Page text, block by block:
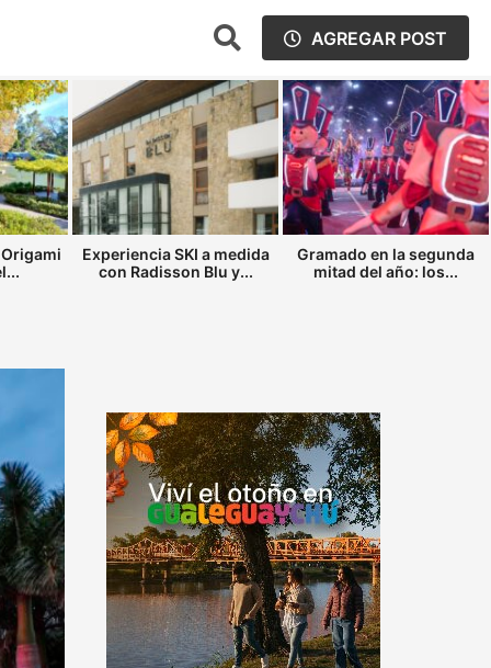
AGREGAR POST
Experiencia SKI a medida
con Radisson Blu y...
Gramado en la segunda
mitad del año: los...